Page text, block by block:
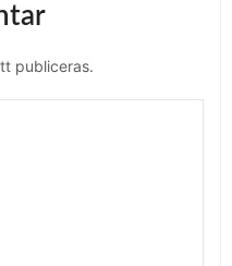
publiceras.